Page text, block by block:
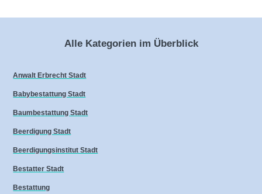
Alle Kategorien im Überblick
Anwalt Erbrecht Stadt
Babybestattung Stadt
Baumbestattung Stadt
Beerdigung Stadt
Beerdigungsinstitut Stadt
Bestatter Stadt
Bestattung